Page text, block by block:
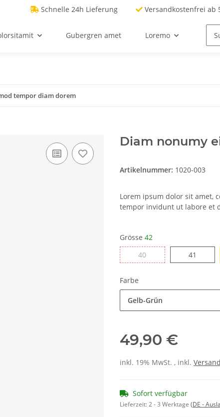
Schnelle 24h Lieferung Versandkostenfrei ab
Gubergren amet Loremo
tempor diam dorem
Diam nonumy
Artikelnummer: 1020-003
Lorem ipsum dolor sit amet,
tempor invidunt ut labore et
Grösse 42
4040 41
Farbe
Gelb-Grün
49,90 €
inkl. 19% MwSt. , inkl. Versand
Sofort verfügbar
Lieferzeit:2 - 3 Werktage (DE -